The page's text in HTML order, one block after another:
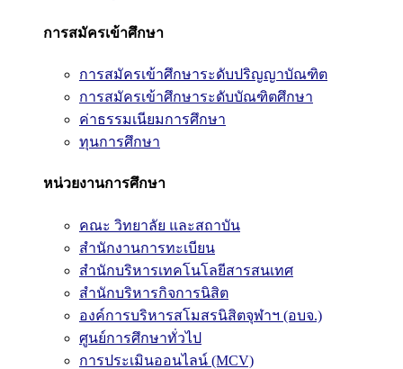
การสมัครเข้าศึกษา
การสมัครเข้าศึกษาระดับปริญญาบัณฑิต
การสมัครเข้าศึกษาระดับบัณฑิตศึกษา
ค่าธรรมเนียมการศึกษา
ทุนการศึกษา
หน่วยงานการศึกษา
คณะ วิทยาลัย และสถาบัน
สำนักงานการทะเบียน
สำนักบริหารเทคโนโลยีสารสนเทศ
สำนักบริหารกิจการนิสิต
องค์การบริหารสโมสรนิสิตจุฬาฯ (อบจ.)
ศูนย์การศึกษาทั่วไป
การประเมินออนไลน์ (MCV)